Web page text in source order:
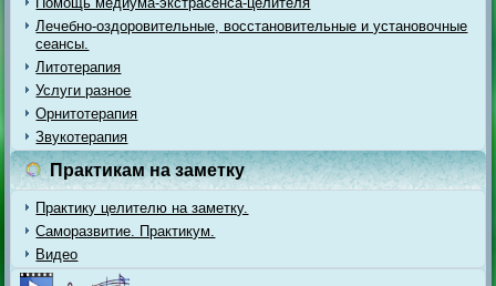
Лечебно-оздоровительные, восстановительные и установочные
сеансы.
Литотерапия
Услуги разное
Орнитотерапия
Звукотерапия
Практикам на заметку
Практику целителю на заметку.
Саморазвитие. Практикум.
Видео